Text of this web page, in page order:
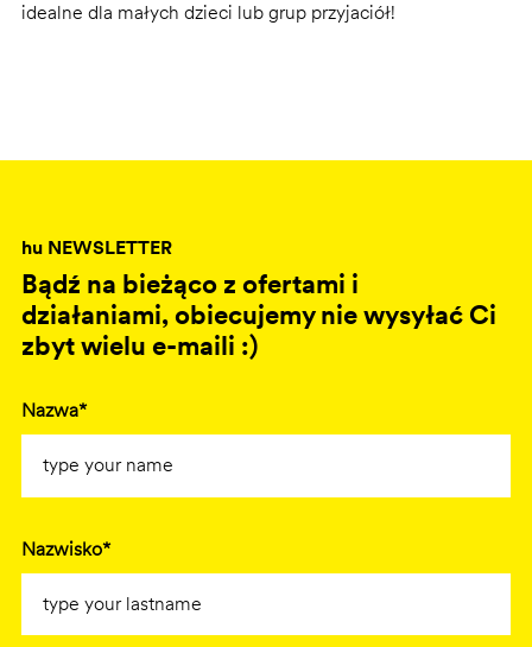
idealne dla małych dzieci lub grup przyjaciół!
hu NEWSLETTER
Bądź na bieżąco z ofertami i
działaniami, obiecujemy nie wysyłać Ci
zbyt wielu e-maili :)
Nazwa*
Nazwisko*